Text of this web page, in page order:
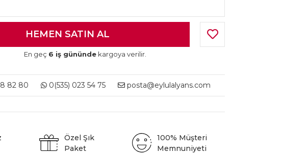
En geç 6 iş gününde kargoya verilir.
82 80 0(535) 023 54 75 posta@eylulalyans.com
Özel Şık
Paket
100% Müşteri
Memnuniyeti